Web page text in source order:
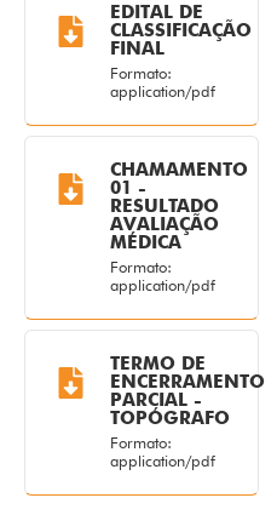
EDITAL DE
CLASSIFICAÇÃO
FINAL
Formato:
application/pdf
CHAMAMENTO
01 -
RESULTADO
AVALIAÇÃO
MÉDICA
Formato:
application/pdf
TERMO DE
ENCERRAMENTO
PARCIAL -
TOPÓGRAFO
Formato:
application/pdf